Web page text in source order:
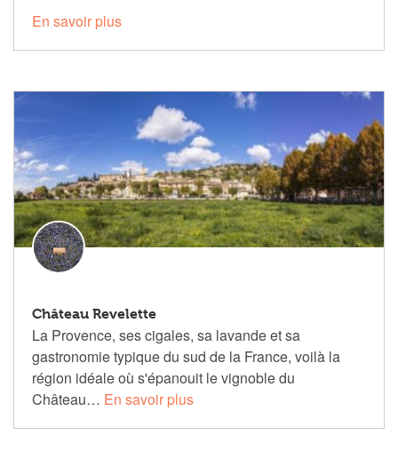
En savoir plus
Château Revelette
La Provence, ses cigales, sa lavande et sa
gastronomie typique du sud de la France, voilà la
région idéale où s'épanouit le vignoble du
Château… En savoir plus